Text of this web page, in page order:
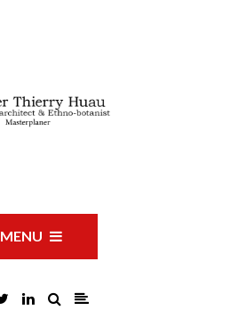
MENU